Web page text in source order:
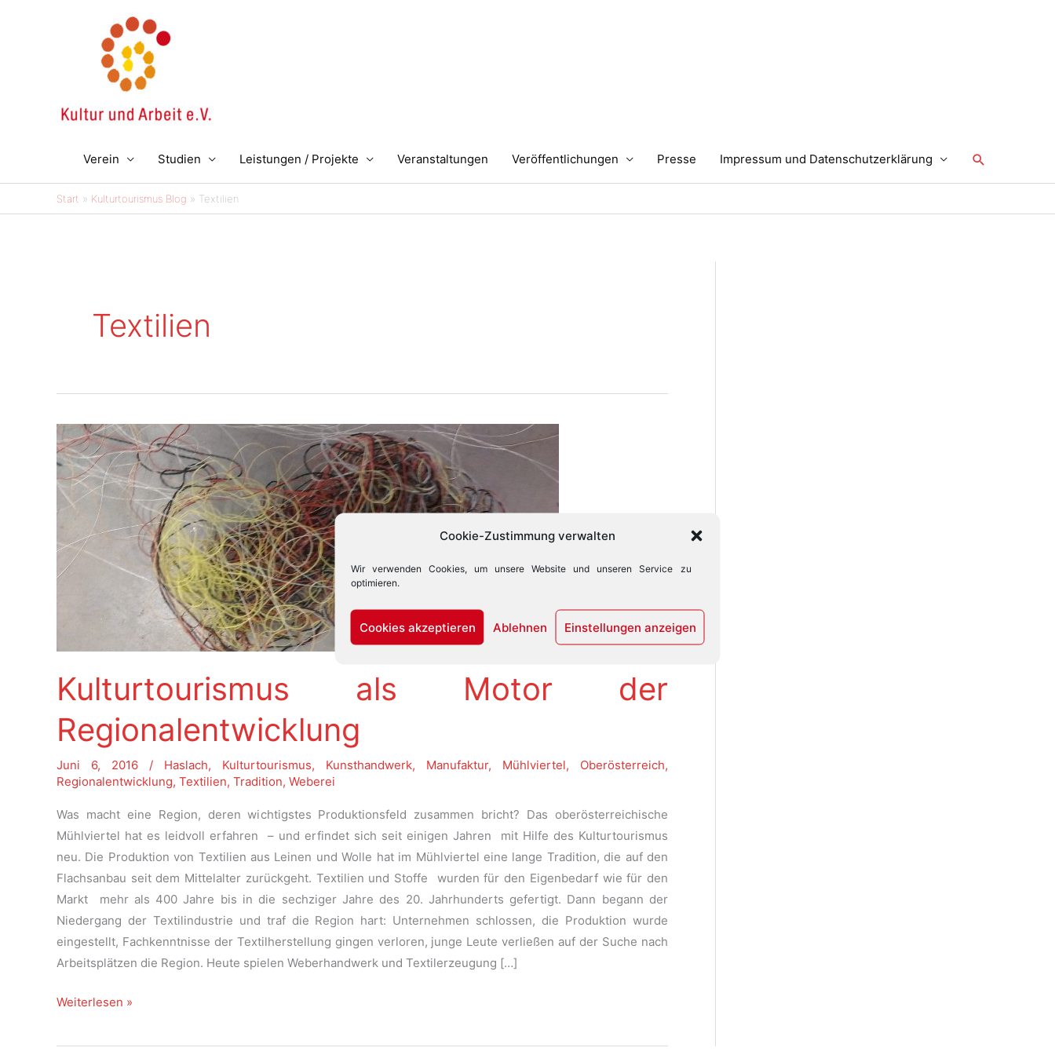
Cookie-Zustimmung verwalten
Wir verwenden Cookies, um unsere Website und unseren Service zu
optimieren.
Cookies akzeptieren Ablehnen Einstellungen anzeigen
Verein Studien Leistungen / Projekte Veranstaltungen Veröffentlichungen Presse Impressum und Datenschutzerklärung Suchen
Start Kulturtourismus Blog Textilien
Textilien
Kulturtourismus als Motor der
Regionalentwicklung
Juni 6, 2016 / Haslach, Kulturtourismus, Kunsthandwerk, Manufaktur, Mühlviertel, Oberösterreich,
Regionalentwicklung, Textilien, Tradition, Weberei
Was macht eine Region, deren wichtigstes Produktionsfeld zusammen bricht? Das oberösterreichische
Mühlviertel hat es leidvoll erfahren – und erfindet sich seit einigen Jahren mit Hilfe des Kulturtourismus
neu. Die Produktion von Textilien aus Leinen und Wolle hat im Mühlviertel eine lange Tradition, die auf den
Flachsanbau seit dem Mittelalter zurückgeht. Textilien und Stoffe wurden für den Eigenbedarf wie für den
Markt mehr als 400 Jahre bis in die sechziger Jahre des 20. Jahrhunderts gefertigt. Dann begann der
Niedergang der Textilindustrie und traf die Region hart: Unternehmen schlossen, die Produktion wurde
eingestellt, Fachkenntnisse der Textilherstellung gingen verloren, junge Leute verließen auf der Suche nach
Arbeitsplätzen die Region. Heute spielen Weberhandwerk und Textilerzeugung […]
Kulturtourismus
Motor
Weiterlesen »